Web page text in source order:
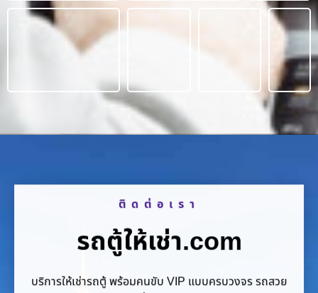
ติดต่อเรา
รถตู้ให้เช่า.com
บริการดี ราคามิตรภาพ